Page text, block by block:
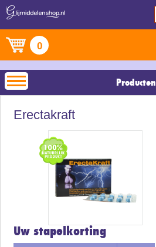
0
Producten
Erectakraft
Uw stapelkorting